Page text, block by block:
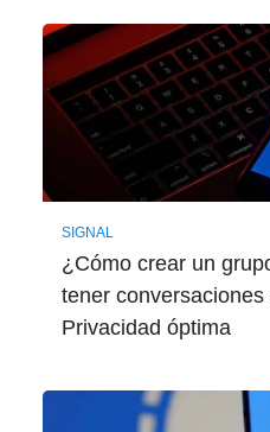
SIGNAL
¿Cómo crear un
tener
Privacidad óptima